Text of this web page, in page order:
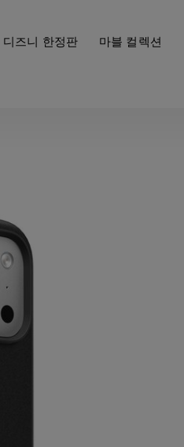
디즈니 한정판 마블 컬렉션